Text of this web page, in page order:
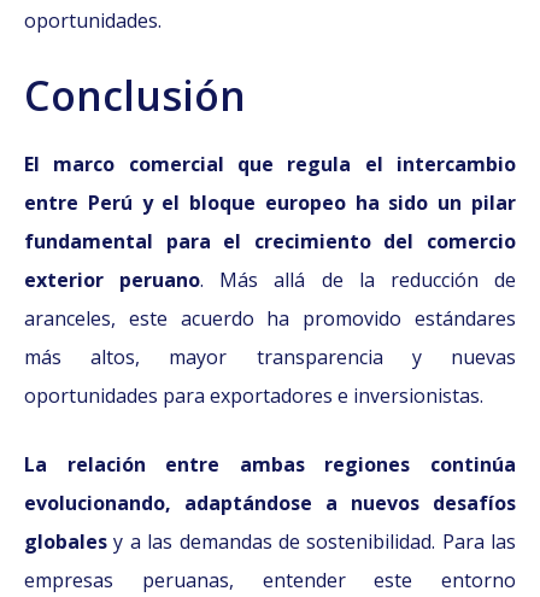
oportunidades.
Conclusión
El marco comercial que regula el intercambio
entre Perú y el bloque europeo ha sido un pilar
fundamental para el crecimiento del comercio
exterior peruano. Más allá de la reducción de
aranceles, este acuerdo ha promovido estándares
más altos, mayor transparencia y nuevas
oportunidades para exportadores e inversionistas.
La relación entre ambas regiones continúa
evolucionando, adaptándose a nuevos desafíos
globales y a las demandas de sostenibilidad. Para las
empresas peruanas, entender este entorno